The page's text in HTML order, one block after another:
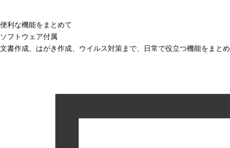
便利な機能をまとめて
ソフトウェア付属
文書作成、はがき作成、ウイルス対策まで、日常で役立つ機能をまと